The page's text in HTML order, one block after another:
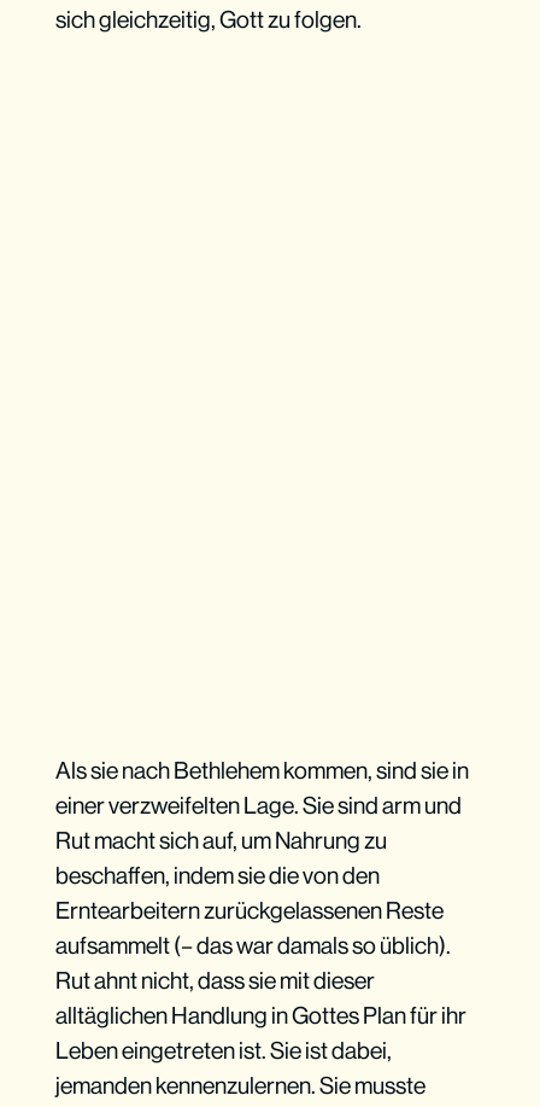
sich gleichzeitig, Gott zu folgen.
Als sie nach Bethlehem kommen, sind sie in
einer verzweifelten Lage. Sie sind arm und
Rut macht sich auf, um Nahrung zu
beschaffen, indem sie die von den
Erntearbeitern zurückgelassenen Reste
aufsammelt (– das war damals so üblich).
Rut ahnt nicht, dass sie mit dieser
alltäglichen Handlung in Gottes Plan für ihr
Leben eingetreten ist. Sie ist dabei,
jemanden kennenzulernen. Sie musste